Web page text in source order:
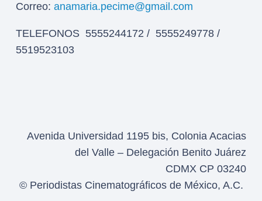
Correo: anamaria.pecime@gmail.com
TELEFONOS 5555244172 / 5555249778 /
5519523103
Avenida Universidad 1195 bis, Colonia Acacias
del Valle – Delegación Benito Juárez
CDMX CP 03240
© Periodistas Cinematográficos de México, A.C.